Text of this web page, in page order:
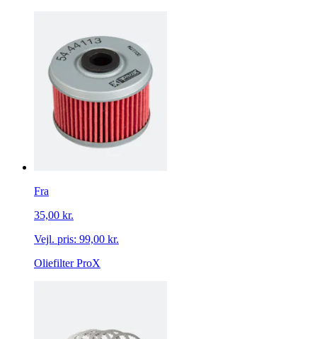
Fra
35,00 kr.
Vejl. pris: 99,00 kr.
Oliefilter ProX